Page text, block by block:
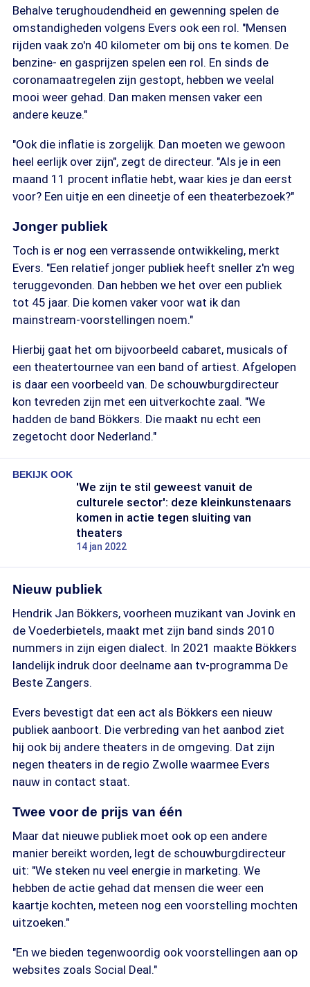
Behalve terughoudendheid en gewenning spelen de
omstandigheden volgens Evers ook een rol. "Mensen
rijden vaak zo'n 40 kilometer om bij ons te komen. De
benzine- en gasprijzen spelen een rol. En sinds de
coronamaatregelen zijn gestopt, hebben we veelal
mooi weer gehad. Dan maken mensen vaker een
andere keuze."
"Ook die inflatie is zorgelijk. Dan moeten we gewoon
heel eerlijk over zijn", zegt de directeur. "Als je in een
maand 11 procent inflatie hebt, waar kies je dan eerst
voor? Een uitje en een dineetje of een theaterbezoek?"
Jonger publiek
Toch is er nog een verrassende ontwikkeling, merkt
Evers. "Een relatief jonger publiek heeft sneller z'n weg
teruggevonden. Dan hebben we het over een publiek
tot 45 jaar. Die komen vaker voor wat ik dan
mainstream-voorstellingen noem."
Hierbij gaat het om bijvoorbeeld cabaret, musicals of
een theatertournee van een band of artiest. Afgelopen
is daar een voorbeeld van. De schouwburgdirecteur
kon tevreden zijn met een uitverkochte zaal. "We
hadden de band Bökkers. Die maakt nu echt een
zegetocht door Nederland."
BEKIJK OOK
'We zijn te stil geweest vanuit de
culturele sector': deze kleinkunstenaars
komen in actie tegen sluiting van
theaters
14 jan 2022
Nieuw publiek
Hendrik Jan Bökkers, voorheen muzikant van Jovink en
de Voederbietels, maakt met zijn band sinds 2010
nummers in zijn eigen dialect. In 2021 maakte Bökkers
landelijk indruk door deelname aan tv-programma De
Beste Zangers.
Evers bevestigt dat een act als Bökkers een nieuw
publiek aanboort. Die verbreding van het aanbod ziet
hij ook bij andere theaters in de omgeving. Dat zijn
negen theaters in de regio Zwolle waarmee Evers
nauw in contact staat.
Twee voor de prijs van één
Maar dat nieuwe publiek moet ook op een andere
manier bereikt worden, legt de schouwburgdirecteur
uit: "We steken nu veel energie in marketing. We
hebben de actie gehad dat mensen die weer een
kaartje kochten, meteen nog een voorstelling mochten
uitzoeken."
"En we bieden tegenwoordig ook voorstellingen aan op
websites zoals Social Deal."